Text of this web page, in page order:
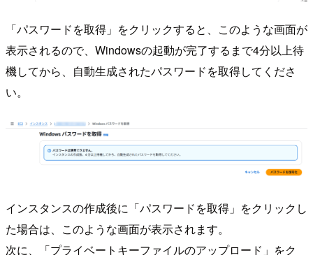
「パスワードを取得」をクリックすると、このような画面が
表示されるので、Windowsの起動が完了するまで4分以上待
機してから、自動生成されたパスワードを取得してくださ
い。
インスタンスの作成後に「パスワードを取得」をクリックし
た場合は、このような画面が表示されます。
次に、「プライベートキーファイルのアップロード」をク